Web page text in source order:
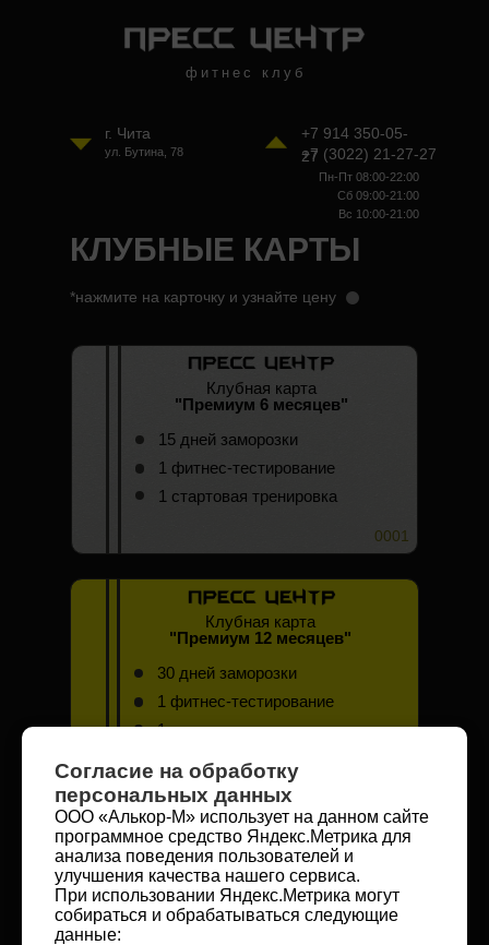
Согласие на обработку
персональных данных
ООО «Алькор-М» использует на данном сайте
программное средство Яндекс.Метрика для
анализа поведения пользователей и
улучшения качества нашего сервиса.
При использовании Яндекс.Метрика могут
собираться и обрабатываться следующие
данные:
КЛУБНЫЕ КАРТЫ
*нажмите на карточку и узнайте цену
фитнес клуб
г. Чита
ул. Бутина, 78
+7 914 350-05-
27
Пн-Пт 08:00-22:00
Сб 09:00-21:00
+7 (3022) 21-27-27
Вс 10:00-21:00
Клубная карта
"Премиум 6 месяцев"
15 дней заморозки
1 фитнес-тестирование
1 стартовая тренировка
Клубная карта
"Премиум 12 месяцев"
30 дней заморозки
1 фитнес-тестирование
1 стартовая тренировка
0001
Клубная карта
"60 посещений"
1 фитнес-тестирование